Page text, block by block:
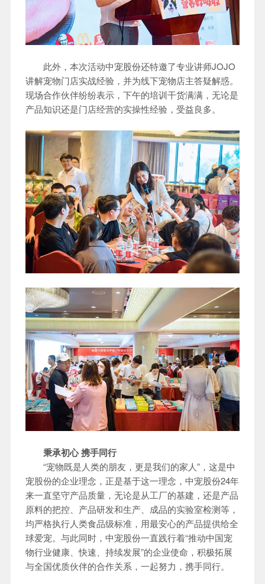
此外，本次活动中宠股份还特邀了专业讲师JOJO
讲解宠物门店实战经验，并为线下宠物店主答疑解惑。
现场合作伙伴纷纷表示，下午的培训干货满满，无论是
产品知识还是门店经营的实操性经验，受益良多。
秉承初心 携手同行
“宠物既是人类的朋友，更是我们的家人”，这是中
宠股份的企业理念，正是基于这一理念，中宠股份24年
来一直坚守产品质量，无论是从工厂的基建，还是产品
原料的把控、产品研发和生产、成品的实验室检测等，
均严格执行人类食品级标准，用最安心的产品提供给全
球爱宠。与此同时，中宠股份一直践行着“推动中国宠
物行业健康、快速、持续发展”的企业使命，积极拓展
与全国优质伙伴的合作关系，一起努力，携手同行。